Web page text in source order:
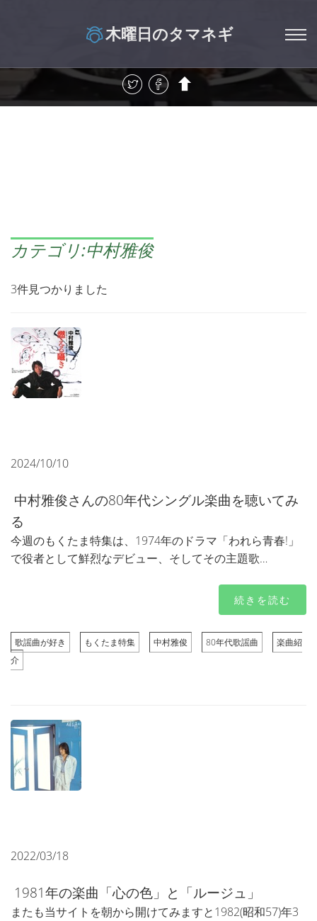
木曜日のタマネギ
カテゴリ:中村雅俊
3件見つかりました
2024/10/10
中村雅俊さんの80年代シングル楽曲を聴いてみ
る
今週のもくたま特集は、1974年のドラマ「われら青春!」
で役者として鮮烈なデビュー、そしてその主題歌…
続きを読む
歌謡曲が好き もくたま特集 中村雅俊 80年代歌謡曲
楽曲紹
介
2022/03/18
1981年の楽曲「心の色」と「ルージュ」
またも当サイトを朝から開けてみますと1982(昭和57)年3